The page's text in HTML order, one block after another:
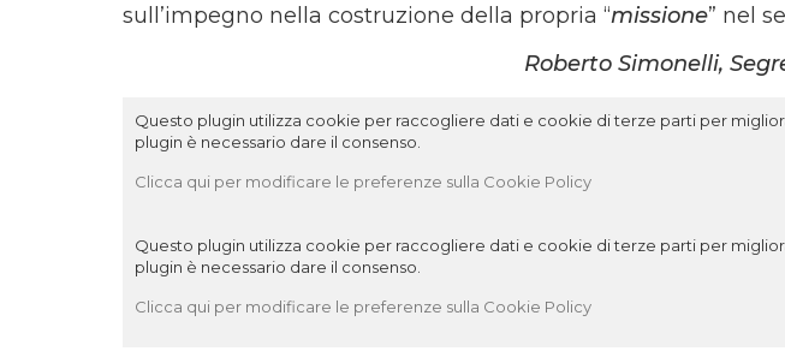
sull’impegno nella costruzione della propria “missione” nel
Roberto Simonelli,
Questo plugin utilizza cookie per raccogliere dati e cookie di terze parti per
plugin è necessario dare il consenso.
Clicca qui per modificare le preferenze sulla Cookie Policy
Questo plugin utilizza cookie per raccogliere dati e cookie di terze parti per
plugin è necessario dare il consenso.
Clicca qui per modificare le preferenze sulla Cookie Policy